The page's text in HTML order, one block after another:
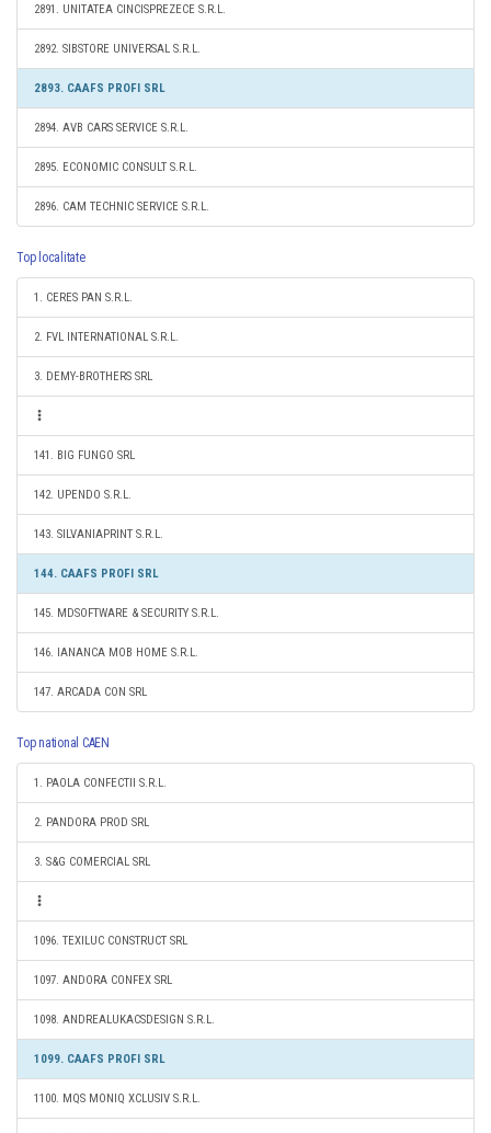
2891. UNITATEA CINCISPREZECE S.R.L.
2892. SIBSTORE UNIVERSAL S.R.L.
2893. CAAFS PROFI SRL
2894. AVB CARS SERVICE S.R.L.
2895. ECONOMIC CONSULT S.R.L.
2896. CAM TECHNIC SERVICE S.R.L.
Top localitate
1. CERES PAN S.R.L.
2. FVL INTERNATIONAL S.R.L.
3. DEMY-BROTHERS SRL
141. BIG FUNGO SRL
142. UPENDO S.R.L.
143. SILVANIAPRINT S.R.L.
144. CAAFS PROFI SRL
145. MDSOFTWARE & SECURITY S.R.L.
146. IANANCA MOB HOME S.R.L.
147. ARCADA CON SRL
Top national CAEN
1. PAOLA CONFECTII S.R.L.
2. PANDORA PROD SRL
3. S&G COMERCIAL SRL
1096. TEXILUC CONSTRUCT SRL
1097. ANDORA CONFEX SRL
1098. ANDREALUKACSDESIGN S.R.L.
1099. CAAFS PROFI SRL
1100. MQS MONIQ XCLUSIV S.R.L.